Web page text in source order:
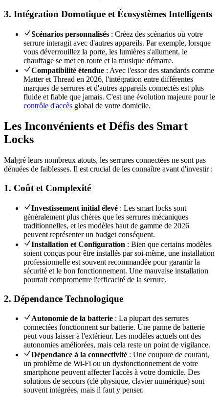
3. Intégration Domotique et Écosystèmes Intelligents
Scénarios personnalisés : Créez des scénarios où votre
serrure interagit avec d'autres appareils. Par exemple, lorsque
vous déverrouillez la porte, les lumières s'allument, le
chauffage se met en route et la musique démarre.
Compatibilité étendue : Avec l'essor des standards comme
Matter et Thread en 2026, l'intégration entre différentes
marques de serrures et d'autres appareils connectés est plus
fluide et fiable que jamais. C'est une évolution majeure pour le
contrôle d'accès global de votre domicile.
Les Inconvénients et Défis des Smart
Locks
Malgré leurs nombreux atouts, les serrures connectées ne sont pas
dénuées de faiblesses. Il est crucial de les connaître avant d'investir :
1. Coût et Complexité
Investissement initial élevé : Les smart locks sont
généralement plus chères que les serrures mécaniques
traditionnelles, et les modèles haut de gamme de 2026
peuvent représenter un budget conséquent.
Installation et Configuration : Bien que certains modèles
soient conçus pour être installés par soi-même, une installation
professionnelle est souvent recommandée pour garantir la
sécurité et le bon fonctionnement. Une mauvaise installation
pourrait compromettre l'efficacité de la serrure.
2. Dépendance Technologique
Autonomie de la batterie : La plupart des serrures
connectées fonctionnent sur batterie. Une panne de batterie
peut vous laisser à l'extérieur. Les modèles actuels ont des
autonomies améliorées, mais cela reste un point de vigilance.
Dépendance à la connectivité : Une coupure de courant,
un problème de Wi-Fi ou un dysfonctionnement de votre
smartphone peuvent affecter l'accès à votre domicile. Des
solutions de secours (clé physique, clavier numérique) sont
souvent intégrées, mais il faut y penser.